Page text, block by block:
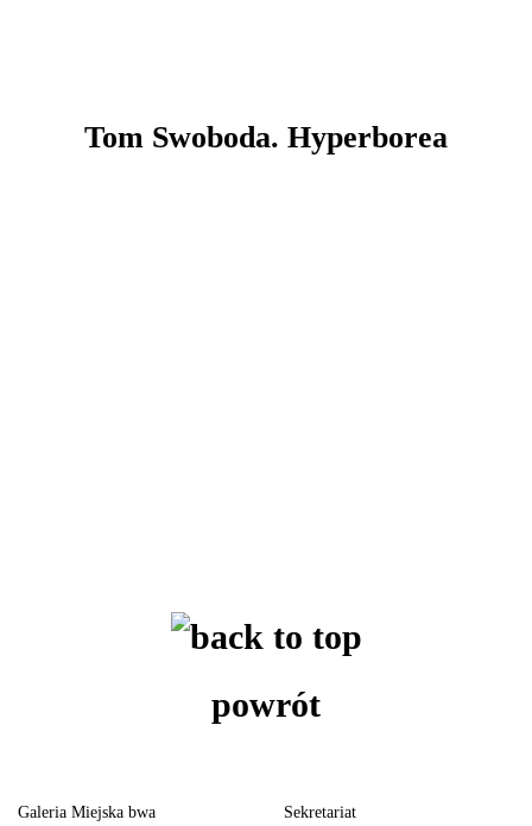
Tom Swoboda. Hyperborea
powrót
Galeria Miejska bwa Sekretariat